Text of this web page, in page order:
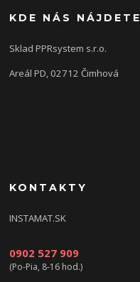
KDE NÁS NÁJDETE
Sklad PPRsystem s.r.o.
Areál PD, 02712 Čimhová
KONTAKTY
INSTAMAT.SK
0902 527 909
(Po-Pia, 8-16 hod.)